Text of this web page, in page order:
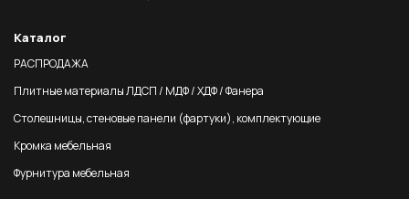
Каталог
РАСПРОДАЖА
Плитные материалы ЛДСП / МДФ / ХДФ / Фанера
Столешницы, стеновые панели (фартуки), комплектующие
Кромка мебельная
Фурнитура мебельная